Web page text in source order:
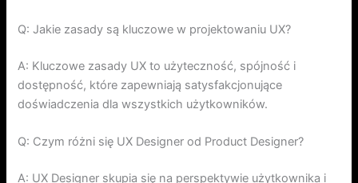
Q: Jakie zasady są kluczowe w projektowaniu UX?
A: Kluczowe zasady UX to użyteczność, spójność i
dostępność, które zapewniają satysfakcjonujące
doświadczenia dla wszystkich użytkowników.
Q: Czym różni się UX Designer od Product Designer?
A: UX Designer skupia się na perspektywie użytkownika i